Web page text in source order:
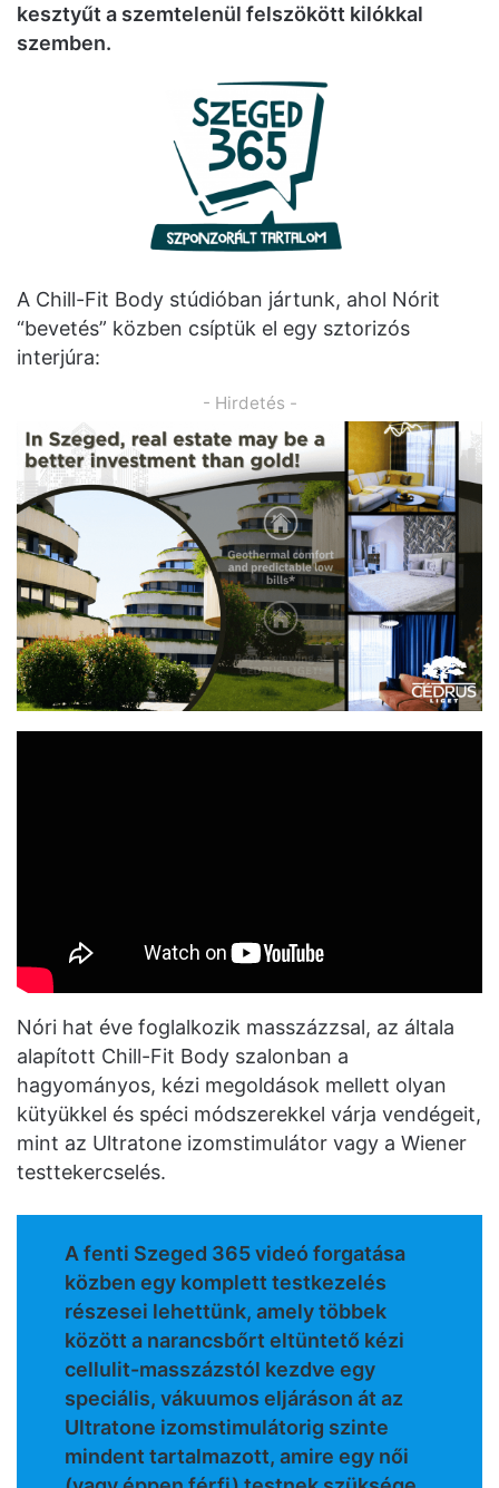
kesztyűt a szemtelenül felszökött kilókkal
szemben.
A Chill-Fit Body stúdióban jártunk, ahol Nórit
“bevetés” közben csíptük el egy sztorizós
interjúra:
- Hirdetés -
Nóri hat éve foglalkozik masszázzsal, az általa
alapított Chill-Fit Body szalonban a
hagyományos, kézi megoldások mellett olyan
kütyükkel és spéci módszerekkel várja vendégeit,
mint az Ultratone izomstimulátor vagy a Wiener
testtekercselés.
A fenti Szeged 365 videó forgatása
közben egy komplett testkezelés
részesei lehettünk, amely többek
között a narancsbőrt eltüntető kézi
cellulit-masszázstól kezdve egy
speciális, vákuumos eljáráson át az
Ultratone izomstimulátorig szinte
mindent tartalmazott, amire egy női